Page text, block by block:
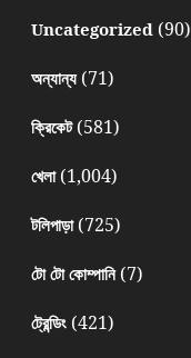
Uncategorized(90)
অন্যান্য(71)
ক্রিকেট(581)
খেলা(1,004)
টলিপাড়া(725)
টো টো কোম্পানি(7)
ট্রেন্ডিং(421)